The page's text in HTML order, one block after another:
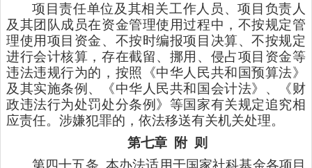
项目责任单位及其相关工作人员、项目负责人
及其团队成员在资金管理使用过程中，不按规定管
理使用项目资金、不按时编报项目决算、不按规定
进行会计核算，存在截留、挪用、侵占项目资金等
违法违规行为的，按照《中华人民共和国预算法》
及其实施条例、《中华人民共和国会计法》、《财
政违法行为处罚处分条例》等国家有关规定追究相
应责任。涉嫌犯罪的，依法移送有关机关处理。
第七章附 则